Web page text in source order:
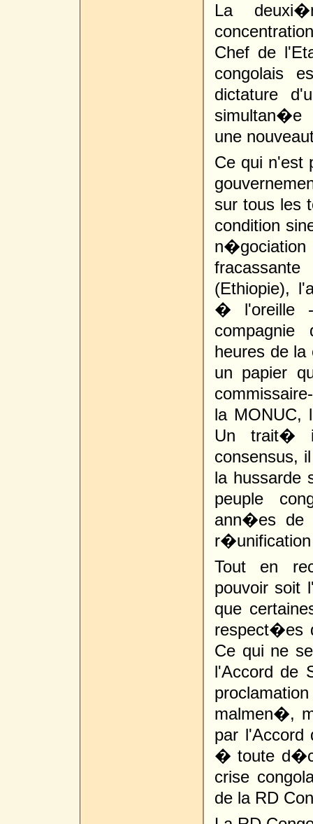
La
Chef de
congolais
dictature
simultan�e
une
Ce qui n'est
sur tous les
condition
n�gociation
(Ethiopie),
� l'oreille
heures de
un papier
la
Un trait�
consensus,
la hussarde
peuple
ann�es de
Tout en
pouvoir soit
que
respect�es
Ce qui ne
l'Accord de
malmen�,
par l'Accord
� toute
crise
de la RD